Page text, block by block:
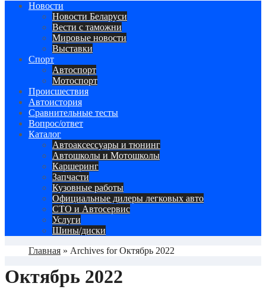
Сайт про автомобили
Новости
Новости Беларуси
Вести с таможни
Мировые новости
Выставки
Спорт
Автоспорт
Мотоспорт
Происшествия
Автоистория
Сравнительные тесты
Вопрос/ответ
Каталог
Автоакcессуары и тюнинг
Автошколы и Мотошколы
Каршеринг
Запчасти
Кузовные работы
Официальные дилеры легковых авто
СТО и Автосервис
Услуги
Шины/диски
Главная » Archives for Октябрь 2022
Октябрь 2022